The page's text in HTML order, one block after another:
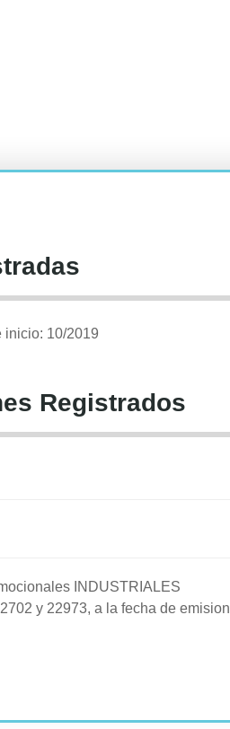
inicio: 10/2019
Registrados
INDUSTRIALES
y 22973, a la fecha de emision